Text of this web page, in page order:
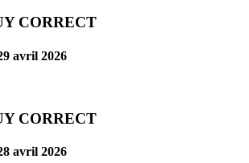
CORRECT
avril 2026
CORRECT
avril 2026